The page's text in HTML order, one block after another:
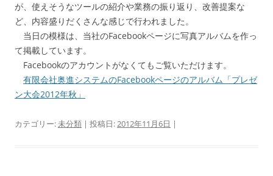
が、使えそうなツールの紹介や業務の振り返り、改善提案な
ど、内容盛りだくさんな感じで行われました。
当日の模様は、当社のFacebookページに写真アルバムを作っ
て掲載しています。
Facebookのアカウントがなくてもご覧いただけます。
有限会社奥進システムのFacebookページのアルバム「プレゼ
ン大会2012年秋」
カテゴリー:未分類 | 投稿日:2012年11月6日 |